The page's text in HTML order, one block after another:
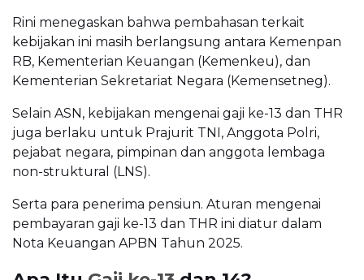
Rini menegaskan bahwa pembahasan terkait
kebijakan ini masih berlangsung antara Kemenpan
RB, Kementerian Keuangan (Kemenkeu), dan
Kementerian Sekretariat Negara (Kemensetneg).
Selain ASN, kebijakan mengenai gaji ke-13 dan THR
juga berlaku untuk Prajurit TNI, Anggota Polri,
pejabat negara, pimpinan dan anggota lembaga
non-struktural (LNS).
Serta para penerima pensiun. Aturan mengenai
pembayaran gaji ke-13 dan THR ini diatur dalam
Nota Keuangan APBN Tahun 2025.